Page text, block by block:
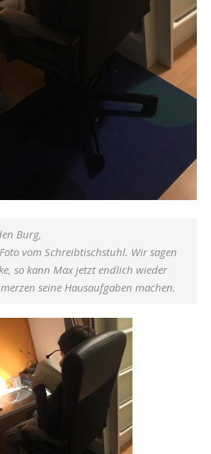
Burg,
vom Schreibtischstuhl. Wir sagen
so kann Max jetzt endlich wieder
seine Hausaufgaben machen.